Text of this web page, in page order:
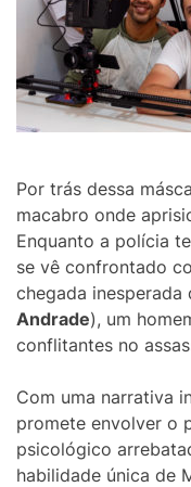
Por trás dessa
macabro onde
Enquanto a polícia
se vê confrontado
chegada
Andrade), um
conflitantes no
Com uma narrativa
promete envolver o
psicológico
habilidade única de